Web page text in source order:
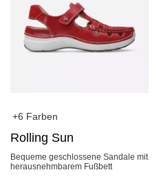
+6 Farben
Rolling Sun
Bequeme geschlossene Sandale mit
herausnehmbarem Fußbett